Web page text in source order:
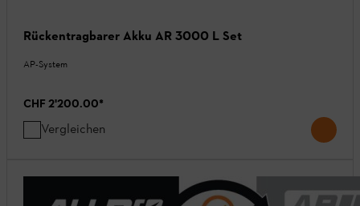
Rückentragbarer Akku AR 3000 L Set
AP-System
CHF 2'200.00*
Vergleichen